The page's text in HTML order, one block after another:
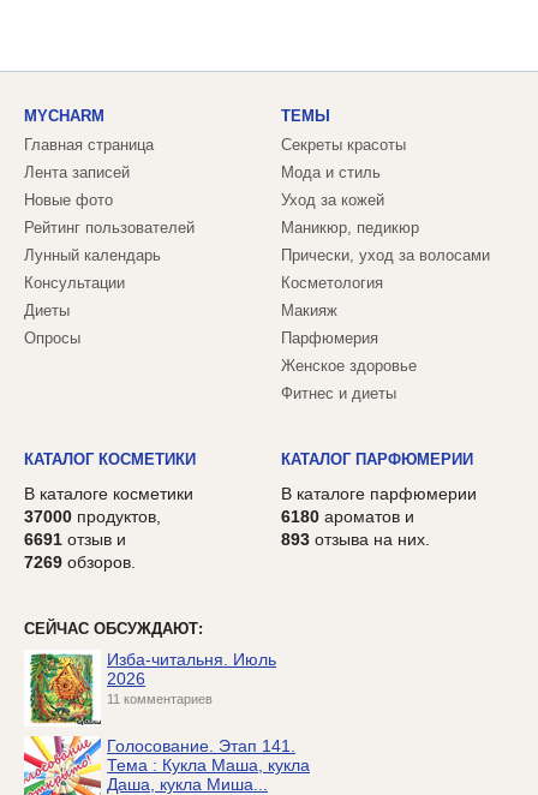
MYCHARM
Главная страница
Лента записей
Новые фото
Рейтинг пользователей
Лунный календарь
Консультации
Диеты
Опросы
ТЕМЫ
Секреты красоты
Мода и стиль
Уход за кожей
Маникюр, педикюр
Прически, уход за волосами
Косметология
Макияж
Парфюмерия
Женское здоровье
Фитнес и диеты
КАТАЛОГ КОСМЕТИКИ
В каталоге косметики
37000 продуктов,
6691 отзыв и
7269 обзоров.
КАТАЛОГ ПАРФЮМЕРИИ
В каталоге парфюмерии
6180 ароматов и
893 отзыва на них.
СЕЙЧАС ОБСУЖДАЮТ:
Изба-читальня. Июль
2026
11 комментариев
Голосование. Этап 141.
Тема : Кукла Маша, кукла
Даша, кукла Миша...